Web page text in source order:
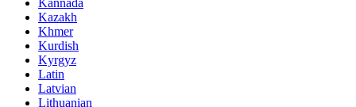
Kannada
Kazakh
Khmer
Kurdish
Kyrgyz
Latin
Latvian
Lithuanian